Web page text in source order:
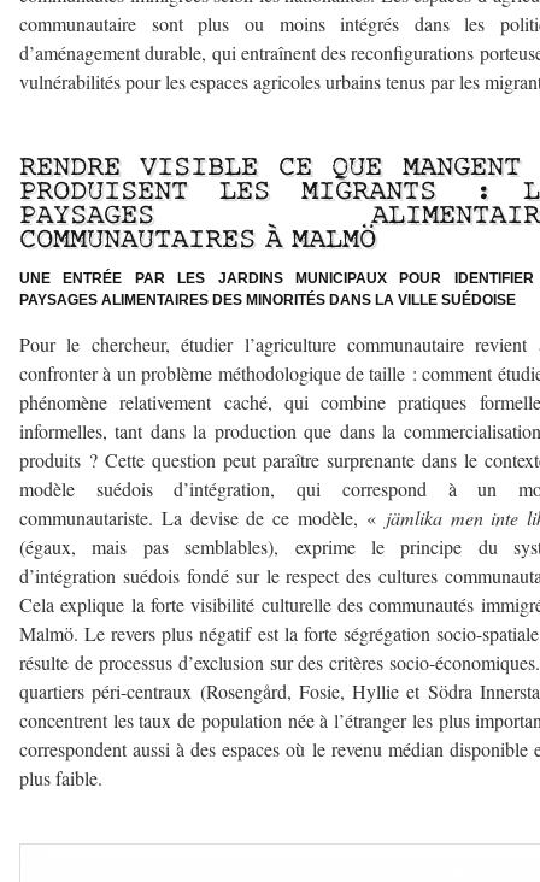
communautaire sont plus ou moins intégrés dans les
d’aménagement durable, qui entraînent des reconfigurations
vulnérabilités pour les espaces agricoles urbains tenus par les
RENDRE VISIBLE CE QUE MANGENT
PRODUISENT LES MIGRANTS :
PAYSAGES
COMMUNAUTAIRES À MALMÖ
UNE ENTRÉE PAR LES JARDINS MUNICIPAUX POUR
PAYSAGES ALIMENTAIRES DES MINORITÉS DANS LA VILLE SUÉDOISE
Pour le chercheur, étudier l’agriculture communautaire revient
confronter à un problème méthodologique de taille : comment
phénomène relativement caché, qui combine pratiques
informelles, tant dans la production que dans la
produits ? Cette question peut paraître surprenante dans le
modèle suédois d’intégration, qui correspond à un
communautariste. La devise de ce modèle, « jämlika men inte
(égaux, mais pas semblables), exprime le principe du
d’intégration suédois fondé sur le respect des cultures
Cela explique la forte visibilité culturelle des communautés
Malmö. Le revers plus négatif est la forte ségrégation socio-
résulte de processus d’exclusion sur des critères socio-
quartiers péri-centraux (Rosengård, Fosie, Hyllie et Södra
concentrent les taux de population née à l’étranger les plus
correspondent aussi à des espaces où le revenu médian disponible
plus faible.